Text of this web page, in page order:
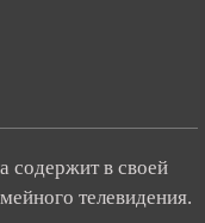
содержит в своей